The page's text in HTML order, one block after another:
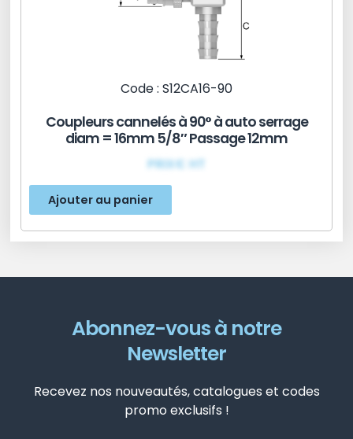
Code : S12CA16-90
Coupleurs cannelés à 90° à auto serrage
diam = 16mm 5/8″ Passage 12mm
PRIX€ HT
Ajouter au panier
Abonnez-vous à notre
Newsletter
Recevez nos nouveautés, catalogues et codes
promo exclusifs !